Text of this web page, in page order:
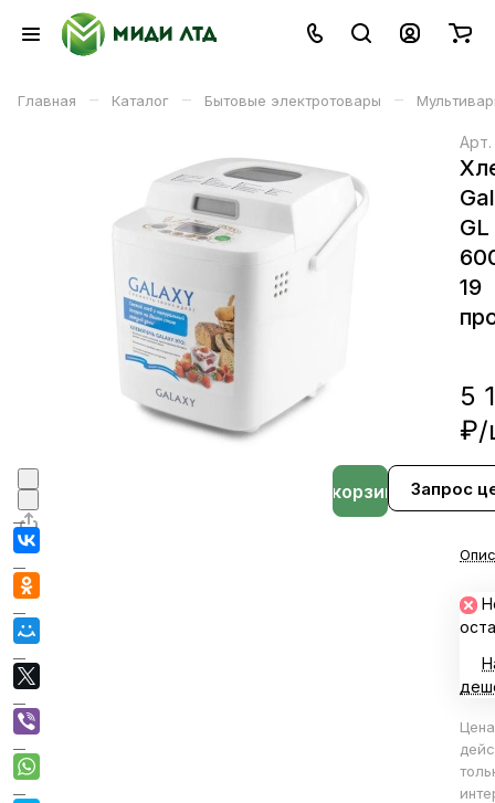
Главная – Каталог – Бытовые электротовары –
Арт.
GL
19
5
₽/
Запрос
В корзине
Цена